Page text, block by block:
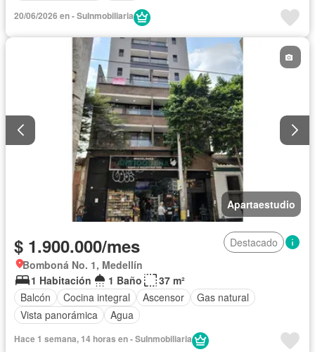
20/06/2026 en - SuInmobiliaria
Apartaestudio
$ 1.900.000/mes
Destacado
Bomboná No. 1, Medellín
1 Habitación
1 Baño
37 m²
Balcón
Cocina integral Ascensor
Gas natural
Vista panorámica
Agua
Hace 1 semana, 14 horas en - SuInmobiliaria